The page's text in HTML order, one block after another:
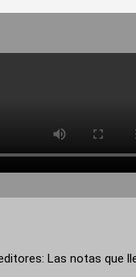
Las notas